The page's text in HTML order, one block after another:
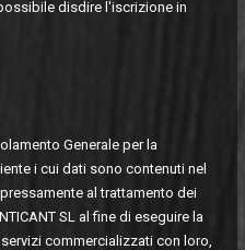
disdire l'iscrizione in
Generale per la
i cui dati sono contenuti nel
al trattamento dei
SL al fine di eseguire la
commercializzati con loro,